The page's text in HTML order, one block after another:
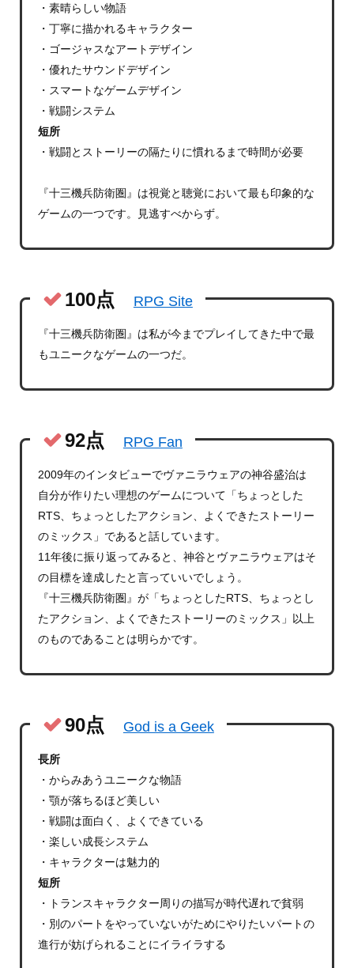
・素晴らしい物語
・丁寧に描かれるキャラクター
・ゴージャスなアートデザイン
・優れたサウンドデザイン
・スマートなゲームデザイン
・戦闘システム
短所
・戦闘とストーリーの隔たりに慣れるまで時間が必要
『十三機兵防衛圏』は視覚と聴覚において最も印象的な
ゲームの一つです。見逃すべからず。
100点 RPG Site
『十三機兵防衛圏』は私が今までプレイしてきた中で最
もユニークなゲームの一つだ。
92点 RPG Fan
2009年のインタビューでヴァニラウェアの神谷盛治は
自分が作りたい理想のゲームについて「ちょっとした
RTS、ちょっとしたアクション、よくできたストーリー
のミックス」であると話しています。
11年後に振り返ってみると、神谷とヴァニラウェアはそ
の目標を達成したと言っていいでしょう。
『十三機兵防衛圏』が「ちょっとしたRTS、ちょっとし
たアクション、よくできたストーリーのミックス」以上
のものであることは明らかです。
90点 God is a Geek
長所
・からみあうユニークな物語
・顎が落ちるほど美しい
・戦闘は面白く、よくできている
・楽しい成長システム
・キャラクターは魅力的
短所
・トランスキャラクター周りの描写が時代遅れで貧弱
・別のパートをやっていないがためにやりたいパートの
進行が妨げられることにイライラする